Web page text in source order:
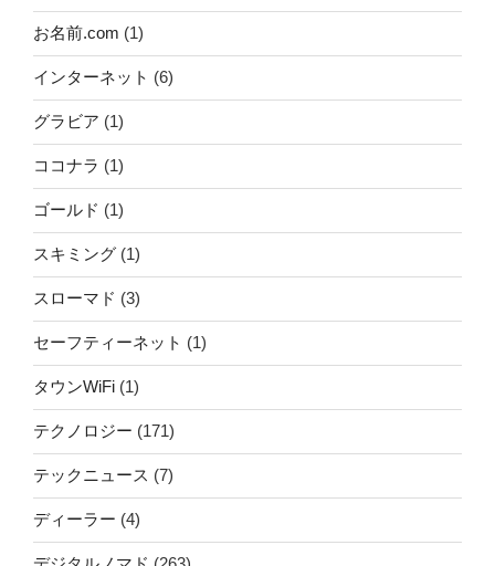
お名前.com (1)
インターネット (6)
グラビア (1)
ココナラ (1)
ゴールド (1)
スキミング (1)
スローマド (3)
セーフティーネット (1)
タウンWiFi (1)
テクノロジー (171)
テックニュース (7)
ディーラー (4)